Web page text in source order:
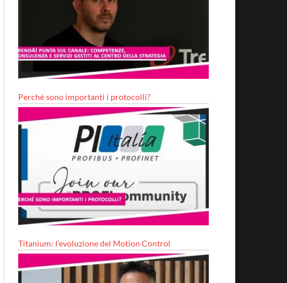
Perché sono importanti i protocolli?
Titanium: l’evoluzione del Motion Control